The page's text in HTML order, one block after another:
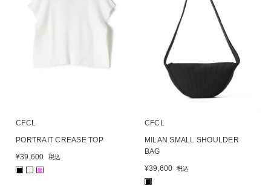
CFCL
PORTRAIT CREASE TOP
¥39,600 税込
■ ■
CFCL
MILAN SMALL SHOULDER
BAG
¥39,600 税込
■